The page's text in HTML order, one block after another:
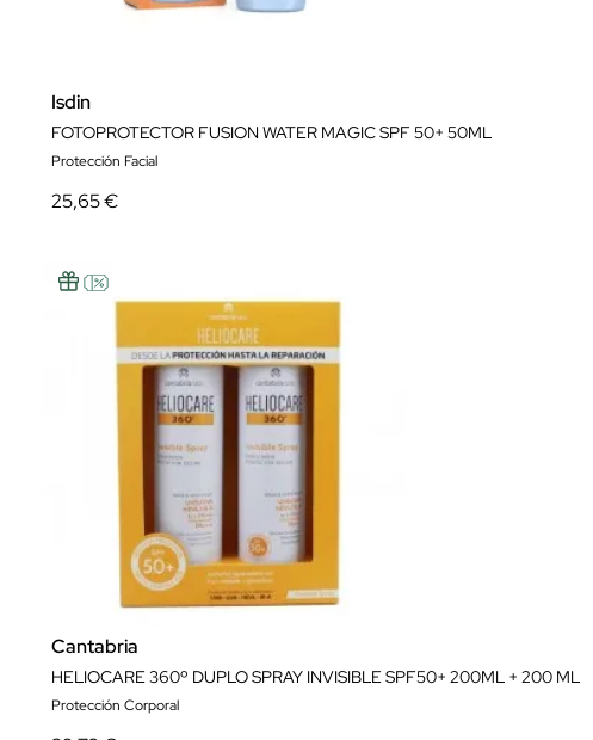
Isdin
FOTOPROTECTOR FUSION WATER MAGIC SPF 50+ 50ML
Protección Facial
25,65 €
Cantabria
HELIOCARE 360º DUPLO SPRAY INVISIBLE SPF50+ 200ML + 200 ML
Protección Corporal